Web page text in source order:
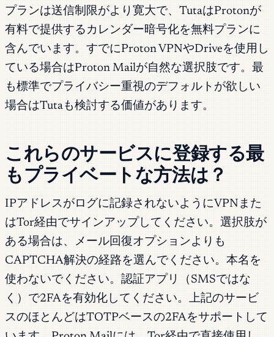
プランは送信制限がより寛大で、TutaはProtonが
有料で提供するカレンダー暗号化を無料プランに
含んでいます。すでにProton VPNやDriveを使用し
ている場合はProton Mailが自然な選択肢です。最
も標準でプライバシー重視のデフォルトが欲しい
場合はTutaも検討する価値があります。
これらのサービスに登録する最
もプライベートな方法は？
IPアドレスがログに記録されないようにVPNまた
はTor経由でサインアップしてください。選択肢が
ある場合は、メール回復オプションよりも
CAPTCHA解決の経路を選んでください。本名を
使わないでください。認証アプリ（SMSではな
く）で2FAを有効化してください。上記のサービ
スのほとんどはTOTPベースの2FAをサポートして